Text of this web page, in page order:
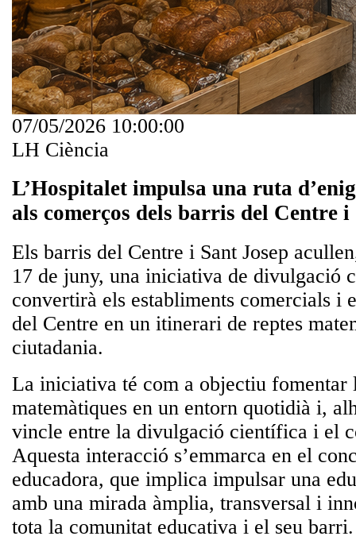
07/05/2026 10:00:00
LH Ciència
L’Hospitalet impulsa una ruta
als comerços dels barris del Centre i
Els barris del Centre i Sant Josep
17 de juny, una iniciativa de divulgació
convertirà els establiments comercials i
del Centre en un itinerari de reptes
ciutadania.
La iniciativa té com a objectiu fomentar
matemàtiques en un entorn quotidià i,
vincle entre la divulgació científica i el
Aquesta interacció s’emmarca en el
educadora, que implica impulsar una
amb una mirada àmplia, transversal i
tota la comunitat educativa i el seu barri.